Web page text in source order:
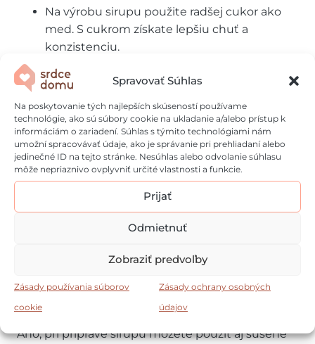
Spravovať Súhlas
Na poskytovanie tých najlepších skúseností používame
technológie, ako sú súbory cookie na ukladanie a/alebo prístup k
informáciám o zariadení. Súhlas s týmito technológiami nám
umožní spracovávať údaje, ako je správanie pri prehliadaní alebo
jedinečné ID na tejto stránke. Nesúhlas alebo odvolanie súhlasu
môže nepriaznivo ovplyvniť určité vlastnosti a funkcie.
Prijať
Odmietnuť
Zobraziť predvoľby
Zásady používania súborov
cookie
Zásady ochrany osobných
údajov
Na výrobu sirupu použite radšej cukor ako
med. S cukrom získate lepšiu chuť a
konzistenciu.
Chcete ešte intenzívnejšiu bazovú chuť? Pri
lúhovaní pridajte k bazovým kvetom aj za
hrsť listov.
Najčastejšie otázky
Koľko vydrží uskladnený bazový sirup?
bazový sirup vo fľašiach vydrží 6-12 mesiacov. Po
otvorení skladujte v chladničke a spotrebujte do
Áno, pri príprave sirupu môžete použiť aj sušené